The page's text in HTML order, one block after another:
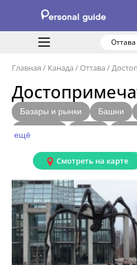
Оттава
Главная / Канада / Оттава /
Базары и рынки Башни
Водопады
Острова Скульптуры и
Образовательные
Религиозные сооружения
ещё
Смотреть на карте